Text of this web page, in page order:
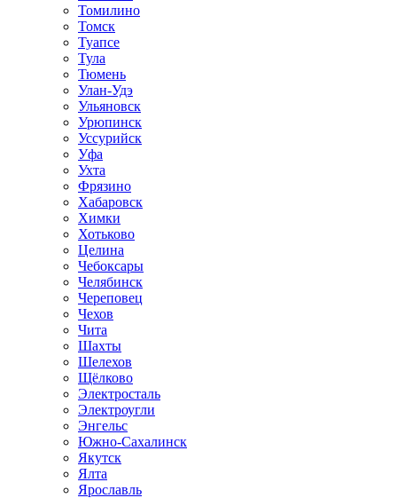
Томилино
Томск
Туапсе
Тула
Тюмень
Улан-Удэ
Ульяновск
Урюпинск
Уссурийск
Уфа
Ухта
Фрязино
Хабаровск
Химки
Хотьково
Целина
Чебоксары
Челябинск
Череповец
Чехов
Чита
Шахты
Шелехов
Щёлково
Электросталь
Электроугли
Энгельс
Южно-Сахалинск
Якутск
Ялта
Ярославль